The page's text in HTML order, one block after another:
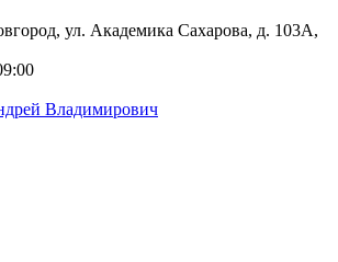
ул. Академика Сахарова, д. 103А,
Владимирович